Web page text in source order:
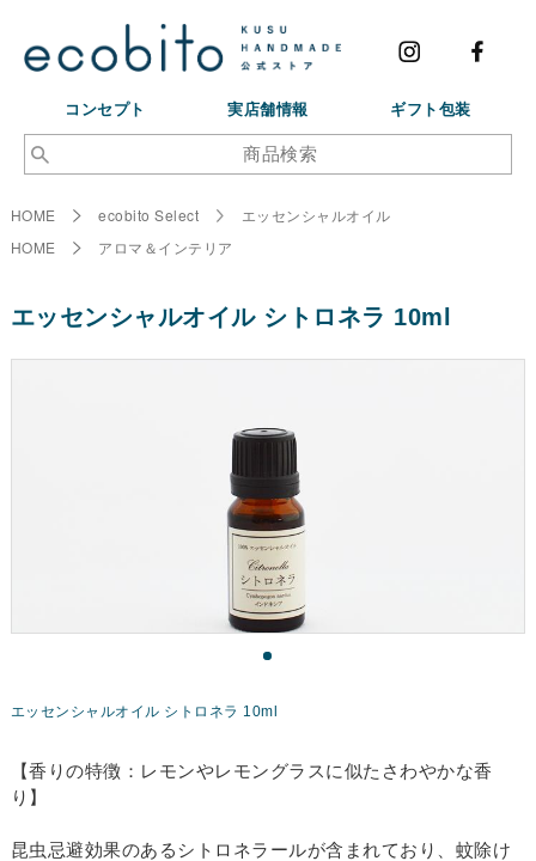
コンセプト 実店舗情報 ギフト包装
HOME ecobito Select
エッセンシャルオイル
HOME
アロマ＆インテリア
エッセンシャルオイル シトロネラ 10ml
エッセンシャルオイル シトロネラ 10ml
【香りの特徴：レモンやレモングラスに似たさわやかな香
り】
昆虫忌避効果のあるシトロネラールが含まれており、蚊除け